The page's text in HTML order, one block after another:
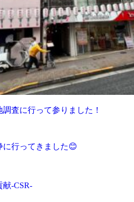
査に行って参りました！
に行ってきました😊
-CSR-